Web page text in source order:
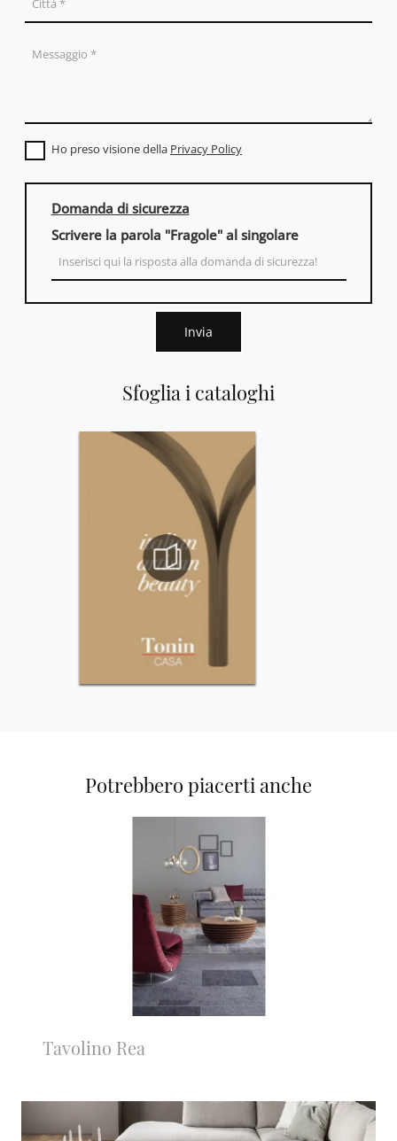
Sfoglia i cataloghi
Ho preso visione della Privacy Policy
Domanda di sicurezza
Scrivere la parola "Fragole" al singolare
Invia
Potrebbero piacerti anche
Tavolino Rea